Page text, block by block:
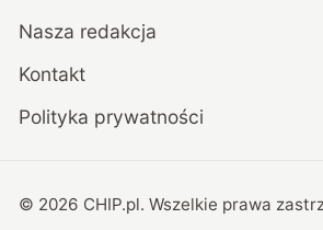
Nasza redakcja
Kontakt
Polityka prywatności
© 2026 CHIP.pl. Wszelkie prawa